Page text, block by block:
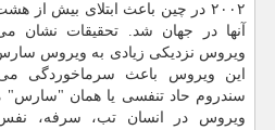
آنها در جهان شد. تحقیقات نشان
ویروس نزدیکی زیادی به ویروس
این ویروس باعث سرماخوردگی
سندروم حاد تنفسی یا همان "سارس"
ویروس در انسان تب، سرفه،